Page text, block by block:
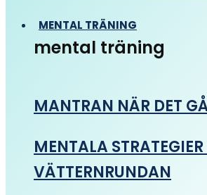
MENTAL TRÄNING
mental träning
MANTRAN NÄR DET
MENTALA STRATEGIER
VÄTTERNRUNDAN